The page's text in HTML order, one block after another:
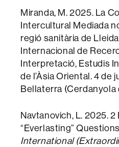
Miranda, M. 2025. La
Intercultural Mediada
regió sanitària de
Internacional de
Interpretació, Estudis
de l’Àsia Oriental. 4 de
Bellaterra (Cerdanyola
Navtanovich, L. 2025.
“Everlasting”
International